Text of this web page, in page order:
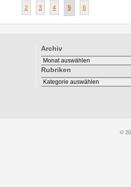
2 3 4 5 6
Archiv
Archiv
Rubriken
Rubriken
©